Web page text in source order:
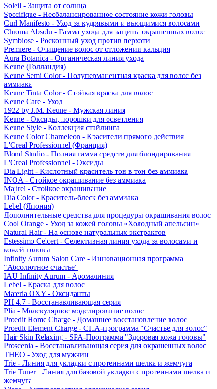
Soleil - Защита от солнца
Specifique - Несбалансированное состояние кожи головы
Curl Manifesto - Уход за кудрявыми и вьющимися волосами
Chroma Absolu - Гамма ухода для защиты окрашенных волос
Symbiose - Роскошный уход против перхоти
Premiere - Очищение волос от отложений кальция
Aura Botanica - Органическая линия ухода
Keune (Голландия)
Keune Semi Color - Полуперманентная краска для волос без
аммиака
Keune Tinta Color - Стойкая краска для волос
Keune Care - Уход
1922 by J.M. Keune - Мужская линия
Keune - Оксиды, порошки для осветления
Keune Style - Коллекция стайлинга
Keune Color Chameleon - Красители прямого действия
L'Oreal Professionnel (Франция)
Blond Studio - Полная гамма средств для блондирования
L'Oreal Professionnel - Оксиды
Dia Light - Кислотный краситель тон в тон без аммиака
INOA - Стойкое окрашивание без аммиака
Majirel - Стойкое окрашивание
Dia Color - Краситель-блеск без аммиака
Lebel (Япония)
Дополнительные средства для процедуры окрашивания волос
Cool Orange - Уход за кожей головы «Холодный апельсин»
Natural Hair - На основе натуральных экстрактов
Estessimo Celcert - Селективная линия ухода за волосами и
кожей головы
Infinity Aurum Salon Care - Инновационная программа
"Абсолютное счастье"
IAU Infinity Aurum - Аромалиния
Lebel - Краска для волос
Materia OXY - Оксиданты
PH 4.7 - Восстанавливающая серия
Plia - Молекулярное моделирование волос
Proedit Home Charge - Домашнее восстановление волос
Proedit Element Charge - СПА-программа "Счастье для волос"
Hair Skin Relaxing - SPA-Программа "Здоровая кожа головы"
Proscenia - Восстанавливающая серия для окрашенных волос
THEO - Уход для мужчин
Trie - Линия для укладки с протеинами шелка и жемчуга
Trie Tuner - Линия для базовой укладки с протеинами шелка и
жемчуга